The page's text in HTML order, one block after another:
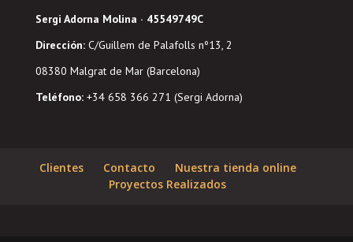
Sergi Adorna Molina · 45549749C
Dirección: C/Guillem de Palafolls nº13, 2
08380 Malgrat de Mar (Barcelona)
Teléfono: +34 658 366 271 (Sergi Adorna)
Clientes Contacto
Nuestra tienda online
Proyectos Realizados